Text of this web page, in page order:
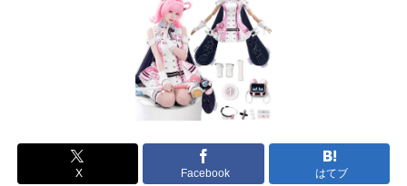
X Facebook はてブ